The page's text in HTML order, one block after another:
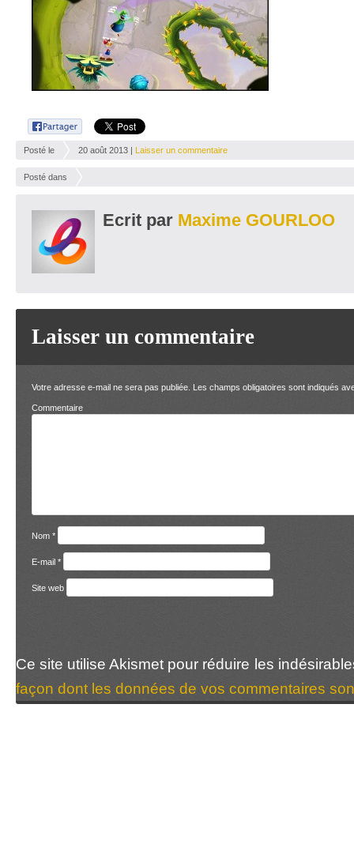
Posté le 20 août 2013 | Laisser un commentaire
Posté dans
Ecrit par Maxime GOURLOO
Laisser un commentaire
Votre adresse e-mail ne sera pas publiée. Les champs obligatoires sont indiqués
Nom *
E-mail *
Site web
Ce site utilise Akismet pour réduire les
façon dont les données de vos commentaires